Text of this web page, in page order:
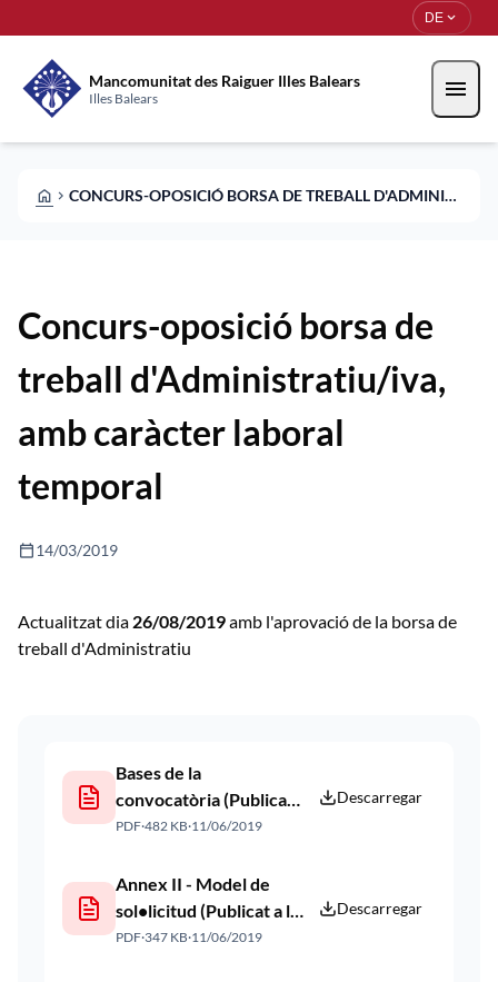
DE expand_more
Mancomunitat des Raiguer Illes Balears
Illes Balears menu
HOME CHEVRON_RIGHT CONCURS-OPOSICIÓ BORSA DE TREBALL D'ADMINISTRATIU/IVA, AMB CARÀCTER LABORAL TEMPORAL
Concurs-oposició borsa de
treball d'Administratiu/iva,
amb caràcter laboral
temporal
calendar_today14/03/2019
Actualitzat dia 26/08/2019amb l'aprovació de la borsa de
treball d'Administratiu
Bases de la
convocatòria (Publicat a
la web 18/03/2019)
PDF·482 KB·11/06/2019
Descarregar
Annex II - Model de
sol•licitud (Publicat a la
web 18/03/2019)
PDF·347 KB·11/06/2019
Descarregar